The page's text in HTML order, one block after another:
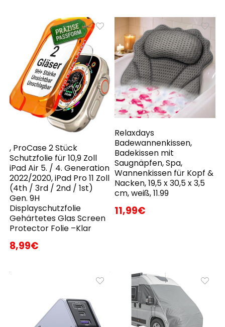
, ProCase 2 Stück
Schutzfolie für 10,9 Zoll
iPad Air 5. / 4. Generation
2022/2020, iPad Pro 11 Zoll
(4th / 3rd / 2nd / 1st)
Gen. 9H
Displayschutzfolie
Gehärtetes Glas Screen
Protector Folie –Klar
8,99€
Relaxdays
Badewannenkissen,
Badekissen mit
Saugnäpfen, Spa,
Wannenkissen für Kopf &
Nacken, 19,5 x 30,5 x 3,5
cm, weiß, 11.99
11,99€